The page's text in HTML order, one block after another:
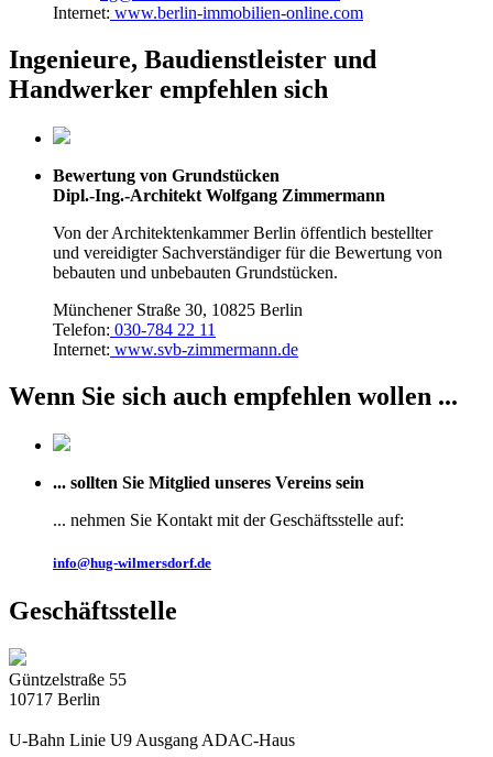
Internet: www.berlin-immobilien-online.com
Ingenieure, Baudienstleister und
Handwerker empfehlen sich
Bewertung von Grundstücken
Dipl.-Ing.-Architekt Wolfgang Zimmermann
Von der Architektenkammer Berlin öffentlich bestellter
und vereidigter Sachverständiger für die Bewertung von
bebauten und unbebauten Grundstücken.
Münchener Straße 30, 10825 Berlin
Telefon: 030-784 22 11
Internet: www.svb-zimmermann.de
Wenn Sie sich auch empfehlen wollen ...
... sollten Sie Mitglied unseres Vereins sein
... nehmen Sie Kontakt mit der Geschäftsstelle auf:
info@hug-wilmersdorf.de
Geschäftsstelle
Güntzelstraße 55
10717 Berlin
U-Bahn Linie U9 Ausgang ADAC-Haus